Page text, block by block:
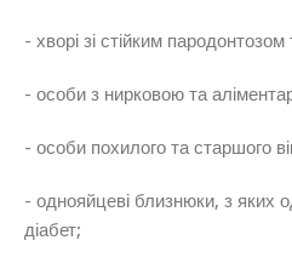
- хворі зі стійким
- особи з нирковою та
- особи похилого та старшого
- однояйцеві близнюки, з яких
діабет;